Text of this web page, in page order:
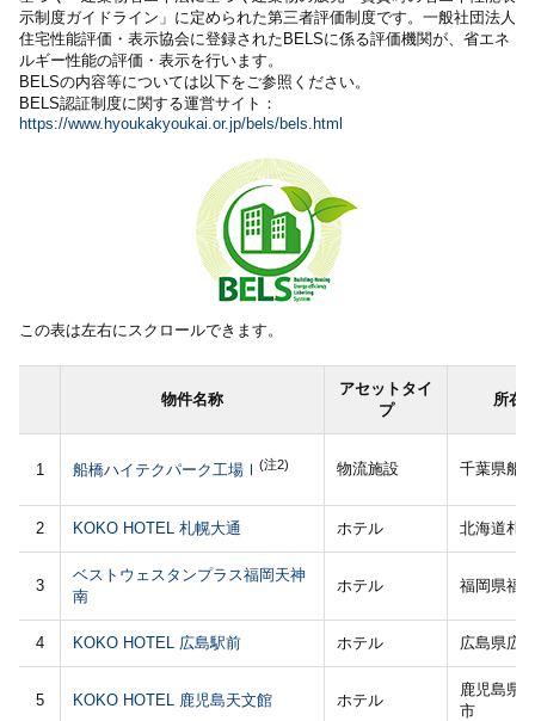
示制度ガイドライン」に定められた第三者評価制度です。一般社団法人
住宅性能評価・表示協会に登録されたBELSに係る評価機関が、省エネ
ルギー性能の評価・表示を行います。
BELSの内容等については以下をご参照ください。
BELS認証制度に関する運営サイト：
https://www.hyoukakyoukai.or.jp/bels/bels.html
この表は左右にスクロールできます。
物件名称
アセットタイ
プ
所在
1 船橋ハイテクパーク工場Ⅰ (注2) 物流施設 千葉県船
2 KOKO HOTEL 札幌大通 ホテル 北海道札
3
ベストウェスタンプラス福岡天神
南
ホテル 福岡県福
4 KOKO HOTEL 広島駅前 ホテル 広島県広
5 KOKO HOTEL 鹿児島天文館 ホテル
鹿児島県
市